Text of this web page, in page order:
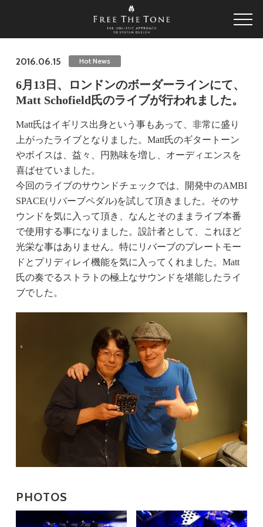
2016.06.15 Hot News
6月13日、ロンドンのボーダーラインにて、
Matt Schofield氏のライブが行われました。
Matt氏はイギリス出身という事もあって、非常に盛り
上がったライブとなりました。Matt氏のギタートーン
やボイスは、益々、円熟味を増し、オーディエンスを
喜ばせていました。
今回のライブのサウンドチェックでは、開発中のAMBI
SPACE(リバーブペダル)を試して頂きました。そのサ
ウンドを気に入って頂き、なんとそのままライブ本番
で使用する事になりました。設計者として、これほど
光栄な事はありません。特にリバーブのプレートモー
ドとプリディレイ機能を気に入ってくれました。Matt
氏の奏でるストラトの極上なサウンドを堪能したライ
ブでした。
PHOTOS